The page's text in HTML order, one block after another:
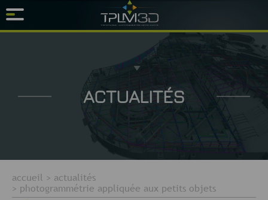
ACTUALITÉS
accueil > actualités
> photogrammétrie appliquée aux petits objets